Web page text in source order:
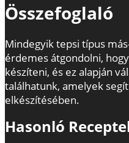
Összefoglaló
Mindegyik tepsi típus
érdemes átgondolni,
készíteni, és ez alapján
találhatunk, amelyek
elkészítésében.
Hasonló